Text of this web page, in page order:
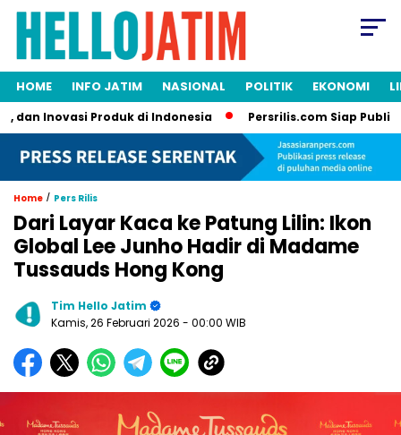
HOME INFO JATIM NASIONAL POLITIK EKONOMI
Inovasi Produk di Indonesia Persrilis.com Siap
Home / Pers Rilis
Dari Layar Kaca ke Patung Lilin: Ikon
Global Lee Junho Hadir di Madame
Tussauds Hong Kong
Tim Hello Jatim
Kamis, 26 Februari 2026 - 00:00 WIB